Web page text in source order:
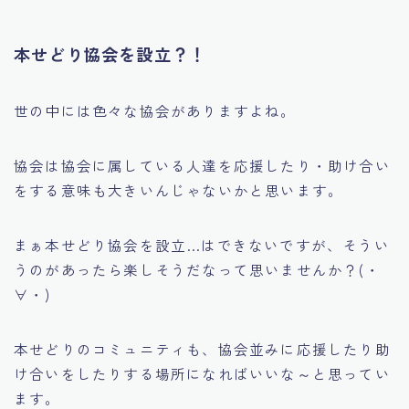
本せどり協会を設立？！
世の中には色々な協会がありますよね。
協会は協会に属している人達を応援したり・助け合い
をする意味も大きいんじゃないかと思います。
まぁ本せどり協会を設立…は できないですが、そうい
うのがあったら楽しそうだなって思いませんか？(・
∀・)
本せどりのコミュニティも、協会並みに応援したり助
け合いをしたりする場所になればいいな～と思ってい
ます。